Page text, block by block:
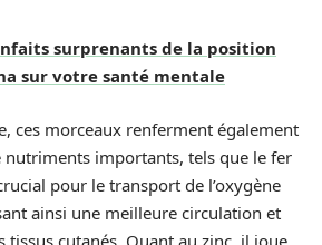
surprenants de la position
sur votre santé mentale
ces morceaux renferment également
nutriments importants, tels que le fer
pour le transport de l’oxygène
ainsi une meilleure circulation et
tissus cutanés. Quant au zinc, il joue